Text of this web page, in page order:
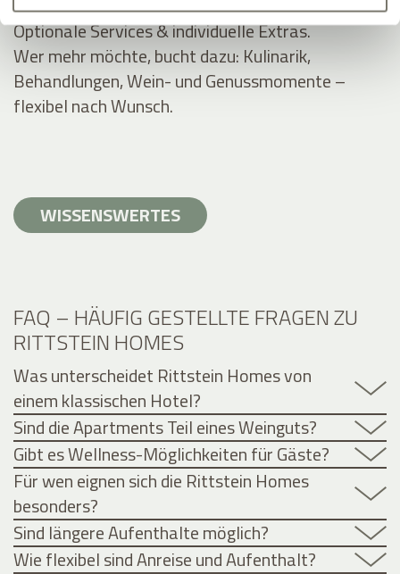
Optionale Services & individuelle Extras.
Wer mehr möchte, bucht dazu: Kulinarik,
Behandlungen, Wein- und Genussmomente –
flexibel nach Wunsch.
WISSENSWERTES
FAQ – HÄUFIG GESTELLTE FRAGEN ZU
RITTSTEIN HOMES
Was unterscheidet Rittstein Homes von
einem klassischen Hotel?
Sind die Apartments Teil eines Weinguts?
Gibt es Wellness-Möglichkeiten für Gäste?
Für wen eignen sich die Rittstein Homes
besonders?
Sind längere Aufenthalte möglich?
Wie flexibel sind Anreise und Aufenthalt?